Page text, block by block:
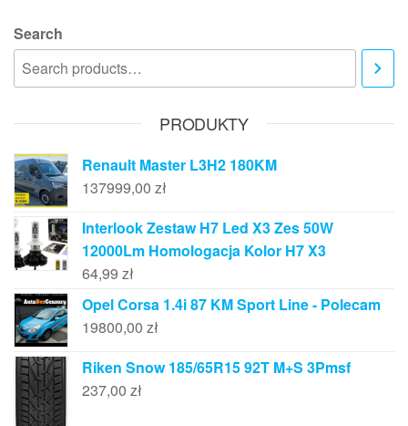
Search
PRODUKTY
Renault Master L3H2 180KM
137999,00 zł
Interlook Zestaw H7 Led X3 Zes 50W
12000Lm Homologacja Kolor H7 X3
64,99 zł
Opel Corsa 1.4i 87 KM Sport Line - Polecam
19800,00 zł
Riken Snow 185/65R15 92T M+S 3Pmsf
237,00 zł